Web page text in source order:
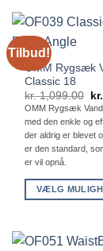
har
flere
varianter.
Mulighederne
kan
vælges
på
varesiden
Tilbud!
OMM Rygsæk
Classic 18
kr.1,099.00 kr.
OMM Rygsæk
med den enkle og
der aldrig er blevet
er den standard,
er vil opnå.
VÆLG
har